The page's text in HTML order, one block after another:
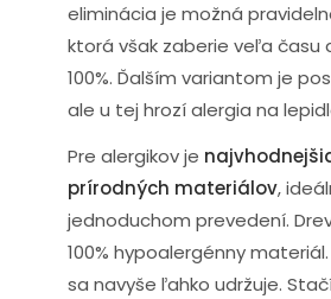
eliminácia je možná
ktorá však zaberie veľa času
100%. Ďalším variantom je
ale u tej hrozí alergia na
Pre alergikov je
prírodných materiálov,
jednoduchom prevedení.
100% hypoalergénny
sa navyše ľahko udržuje.